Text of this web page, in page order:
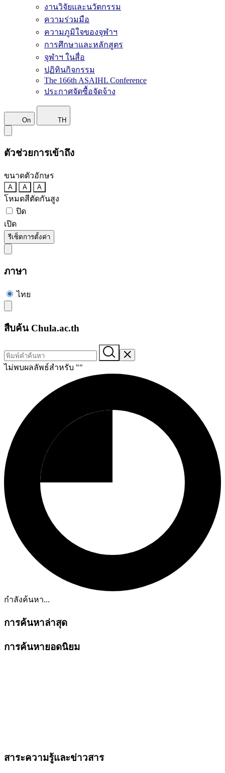
งานวิจัยและนวัตกรรม
ความร่วมมือ
ความภูมิใจของจุฬาฯ
การศึกษาและหลักสูตร
จุฬาฯ ในสื่อ
ปฏิทินกิจกรรม
The 166th ASAIHL Conference
ประกาศจัดซื้อจัดจ้าง
On TH
ตัวช่วยการเข้าถึง
ขนาดตัวอักษร
A A A
โหมดสีตัดกันสูง
ปิด
เปิด
รีเซ็ตการตั้งค่า
ภาษา
ไทย
สืบค้น Chula.ac.th
ไม่พบผลลัพธ์สำหรับ ""
กำลังค้นหา...
การค้นหาล่าสุด
การค้นหายอดนิยม
สาระความรู้และข่าวสาร